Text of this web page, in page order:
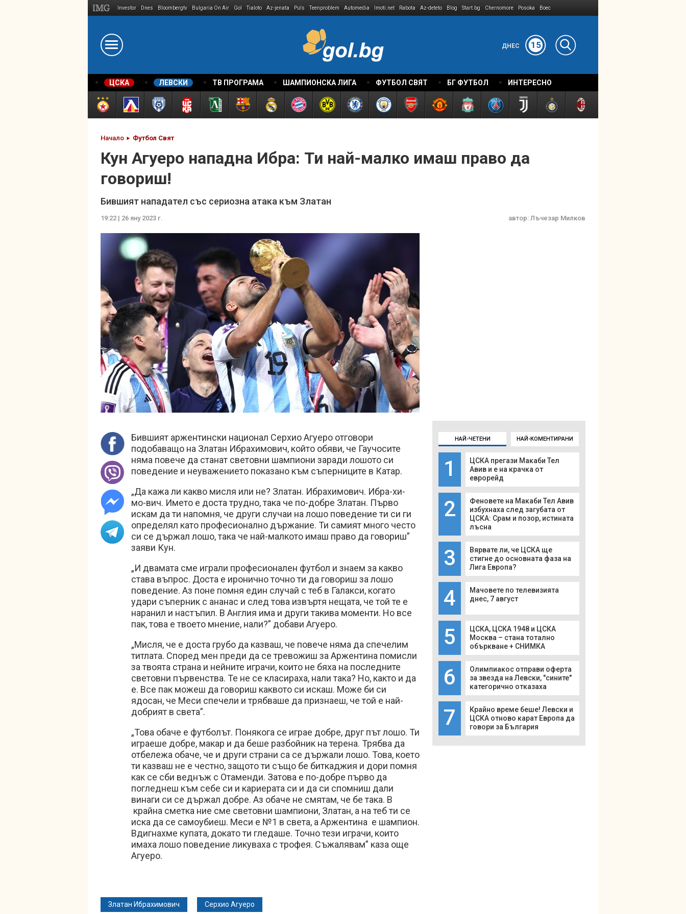
Investor Dnes Bloombergtv Bulgaria On Air Gol Tialoto Az-jenata Puls Teenproblem Automedia Imoti.net Rabota Az-deteto Blog Start.bg Chernomore Posoka Boec
ДНЕС 15
ЦСКА ЛЕВСКИ ТВ ПРОГРАМА ШАМПИОНСКА ЛИГА ФУТБОЛ СВЯТ БГ ФУТБОЛ ИНТЕРЕСНО
Начало Футбол Свят
Кун Агуеро нападна Ибра: Ти най-малко имаш право да
говориш!
Бившият нападател със сериозна атака към Златан
19:22 | 26 яну 2023 г. автор: Лъчезар Милков
Бившият аржентински национал Серхио Агуеро отговори
подобаващо на Златан Ибрахимович, който обяви, че Гаучосите
няма повече да станат световни шампиони заради лошото си
поведение и неуважението показано към съперниците в Катар.
„Да кажа ли какво мисля или не? Златан. Ибрахимович. Ибра-хи-
мо-вич. Името е доста трудно, така че по-добре Златан. Първо
искам да ти напомня, че други случаи на лошо поведение ти си ги
определял като професионално държание. Ти самият много често
си се държал лошо, така че най-малкото имаш право да говориш”
заяви Кун.
„И двамата сме играли професионален футбол и знаем за какво
става въпрос. Доста е иронично точно ти да говориш за лошо
поведение. Аз поне помня един случай с теб в Галакси, когато
удари съперник с ананас и след това извъртя нещата, че той те е
наранил и настъпил. В Англия има и други такива моменти. Но все
пак, това е твоето мнение, нали?” добави Агуеро.
„Мисля, че е доста грубо да казваш, че повече няма да спечелим
титлата. Според мен преди да се тревожиш за Аржентина помисли
за твоята страна и нейните играчи, които не бяха на последните
световни първенства. Те не се класираха, нали така? Но, както и да
е. Все пак можеш да говориш каквото си искаш. Може би си
ядосан, че Меси спечели и трябваше да признаеш, че той е най-
добрият в света”.
„Това обаче е футболът. Понякога се играе добре, друг път лошо. Ти
играеше добре, макар и да беше разбойник на терена. Трябва да
отбележа обаче, че и други страни са се държали лошо. Това, което
ти казваш не е честно, защото ти също бе биткаджия и дори помня
как се сби веднъж с Отаменди. Затова е по-добре първо да
погледнеш към себе си и кариерата си и да си спомниш дали
винаги си се държал добре. Аз обаче не смятам, че бе така. В
крайна сметка ние сме световни шампиони, Златан, а на теб ти се
иска да се самоубиеш. Меси е №1 в света, а Аржентина е шампион.
Вдигнахме купата, докато ти гледаше. Точно тези играчи, които
имаха лошо поведение ликуваха с трофея. Съжалявам” каза още
Агуеро.
Златан Ибрахимович Серхио Агуеро
НАЙ-ЧЕТЕНИ НАЙ-КОМЕНТИРАНИ
1
ЦСКА прегази Макаби Тел
Авив и е на крачка от
еврорейд
2
Феновете на Макаби Тел Авив
избухнаха след загубата от
ЦСКА: Срам и позор, истината
лъсна
3
Вярвате ли, че ЦСКА ще
стигне до основната фаза на
Лига Европа?
4
Мачовете по телевизията
днес, 7 август
5
ЦСКА, ЦСКА 1948 и ЦСКА
Москва – стана тотално
объркване + СНИМКА
6
Олимпиакос отправи оферта
за звезда на Левски, "сините"
категорично отказаха
7
Крайно време беше! Левски и
ЦСКА отново карат Европа да
говори за България